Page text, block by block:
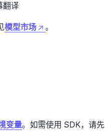
翻译
模型市场 。
变量。如需使用 SDK，请先